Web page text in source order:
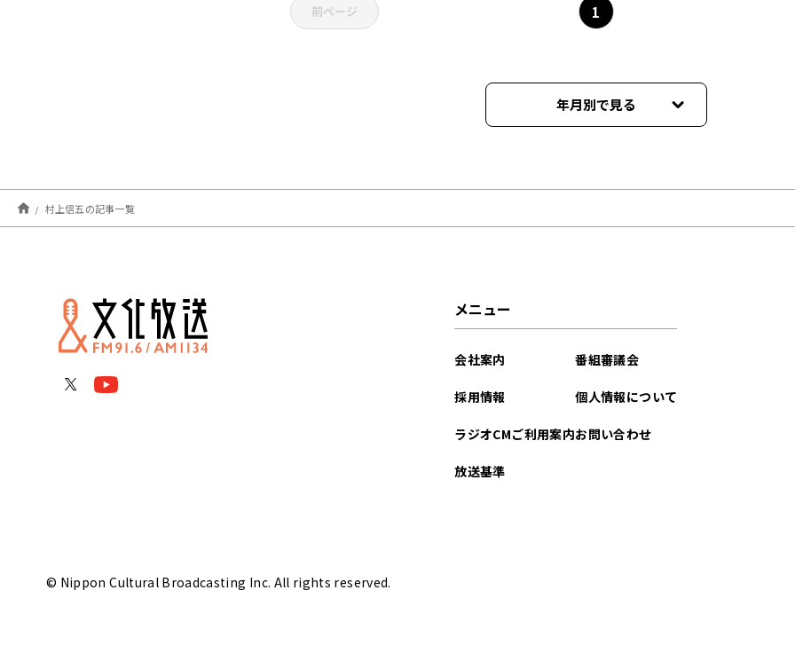
前ページ 1
年月別で見る
2026年02月
2026年01月
村上信五の記事一覧
メニュー
会社案内
採用情報
ラジオCMご利用案内
放送基準
番組審議会
個人情報について
お問い合わせ
© Nippon Cultural Broadcasting Inc. All rights reserved.